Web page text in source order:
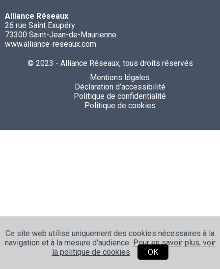
Alliance Réseaux
26 rue Saint Exupéry
73300 Saint-Jean-de-Maurienne
www.alliance-reseaux.com
© 2023 - Alliance Réseaux, tous droits réservés
Mentions légales
Déclaration d’accessibilité
Politique de confidentialité
Politique de cookies
Ce site web utilise uniquement des cookies nécessaires à la
navigation et à la mesure d'audience. Pour en savoir plus, voir
la politique de cookies
OK